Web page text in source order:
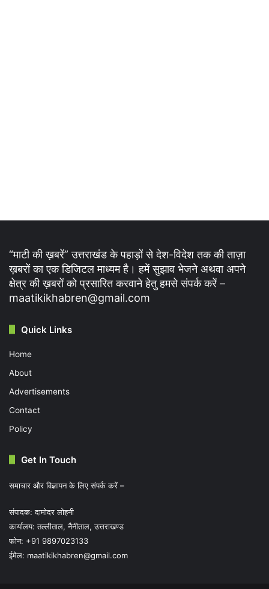
“माटी की ख़बरें” उत्तराखंड के पहाड़ों से देश-विदेश तक की ताज़ा
ख़बरों का एक डिजिटल माध्यम है। हमें सुझाव भेजने अथवा अपने
क्षेत्र की ख़बरों को प्रसारित करवाने हेतु हमसे संपर्क करें –
maatikikhabren@gmail.com
Quick Links
Home
About
Advertisements
Contact
Policy
Get In Touch
समाचार और विज्ञापन के लिए संपर्क करें –
संपादक: दामोदर लोहनी
कार्यालय: तल्लीताल, नैनीताल, उत्तराखण्ड
फोन: +91 9897023133
ईमेल: maatikikhabren@gmail.com